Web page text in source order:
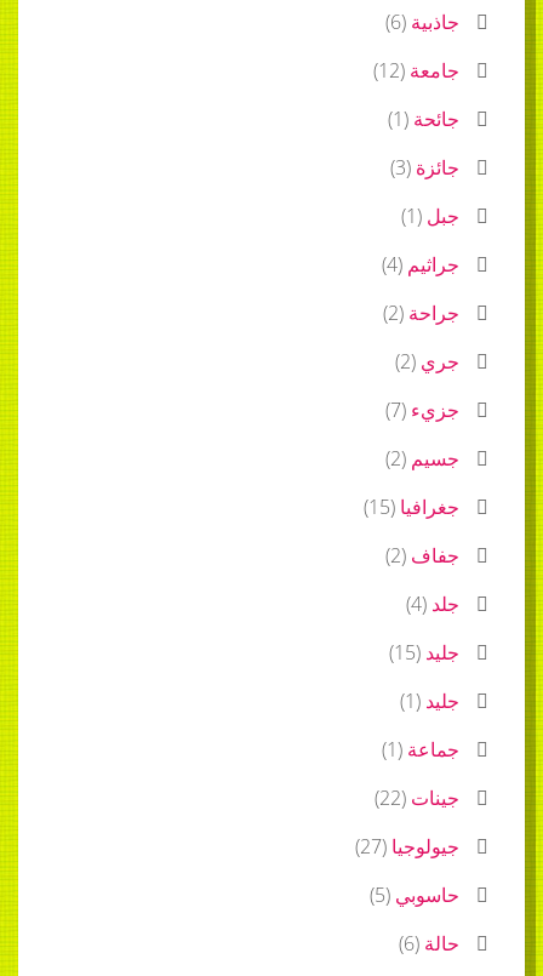
جاذبية (
6
)
جامعة (
12
)
جائحة (
1
)
جائزة (
3
)
جبل (
1
)
جراثيم (
4
)
جراحة (
2
)
جري (
2
)
جزيء (
7
)
جسيم (
2
)
جغرافيا (
15
)
جفاف (
2
)
جلد (
4
)
جليد (
15
)
جليد (
1
)
جماعة (
1
)
جينات (
22
)
جيولوجيا (
27
)
حاسوبي (
5
)
حالة (
6
)